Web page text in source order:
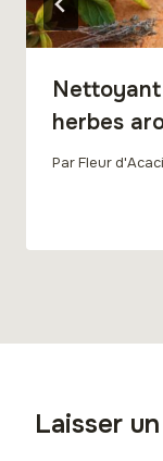
herbes
ParFleur
Laisser